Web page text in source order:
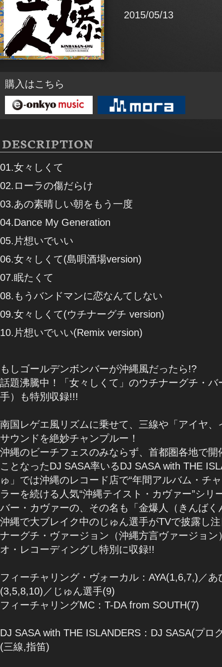
2015/05/13
購入はこちら
DESCRIPTION
01.女々しくて
02.ローラの傷だらけ
03.あの素晴しい朝をもう一度
04.Dance My Generation
05.片想いでいい
06.女々しくて(島唄酒場version)
07.眠たくて
08.もうバンドマンに恋なんてしない
09.女々しくて(ウチナーグチ version)
10.片想いでいい(Remix version)
もしゴールデンボンバーが沖縄風だったら!?
話題沸騰中！「女々しくて」のウチナーグチ・
手）も特別収録!!!
南国レゲエ風リズムに乗せて、三線や「アイヤ
サウンドを絶妙チャンプルー！
沖縄のビーチフェスのみならず、首都圏各地で
ことなったDJ SASA率いるDJ SASA with THE
ゅ」では沖縄のレコード店で“年間アルバム・チ
ラーを続ける人気“沖縄テイスト・カヴァー”シ
バー・カヴァーの、その名も「金爆人（きんば
沖縄で大ブレイク中のじゅん選手がTVで披露し
ナーグチ・ヴァージョン（沖縄方言ヴァージョ
オ・レコーディングし特別に収録!!
フィーチャリング・ヴォーカル：AYA(1,6,7,)／
(3,5,8,10)／じゅん選手(9)
フィーチャリングMC：T-DA from SOUTH(7)
DJ SASA with THE ISLANDERS：DJ SASA(プロ
(三線,指笛)